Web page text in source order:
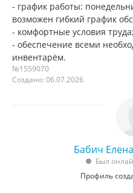
- график работы:
возможен гибкий график
- комфортные условия труда;
- обеспечение всеми
инвентарём.
№1559070
Создано: 06.07.2026
Бабич
Был
Профиль